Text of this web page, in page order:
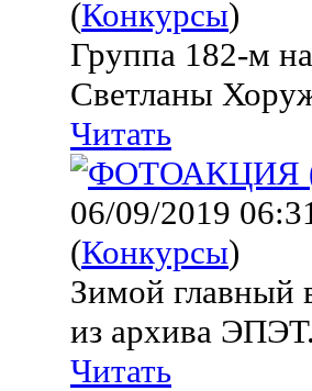
(Конкурсы)
Группа 182-м
Светланы
Читать
06/09/2019
(Конкурсы)
Зимой главный
из архива
Читать